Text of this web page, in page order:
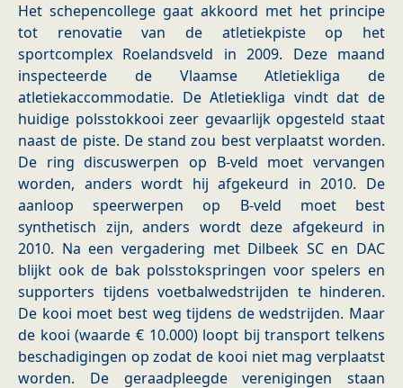
Het schepencollege gaat akkoord met het principe
tot renovatie van de atletiekpiste op het
sportcomplex Roelandsveld in 2009. Deze maand
inspecteerde de Vlaamse Atletiekliga de
atletiekaccommodatie. De Atletiekliga vindt dat de
huidige polsstokkooi zeer gevaarlijk opgesteld staat
naast de piste. De stand zou best verplaatst worden.
De ring discuswerpen op B-veld moet vervangen
worden, anders wordt hij afgekeurd in 2010. De
aanloop speerwerpen op B-veld moet best
synthetisch zijn, anders wordt deze afgekeurd in
2010. Na een vergadering met Dilbeek SC en DAC
blijkt ook de bak polsstokspringen voor spelers en
supporters tijdens voetbalwedstrijden te hinderen.
De kooi moet best weg tijdens de wedstrijden. Maar
de kooi (waarde € 10.000) loopt bij transport telkens
beschadigingen op zodat de kooi niet mag verplaatst
worden. De geraadpleegde verenigingen staan